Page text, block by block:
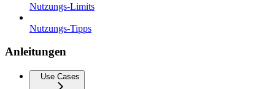
Nutzungs-Limits
Nutzungs-Tipps
Anleitungen
Use Cases